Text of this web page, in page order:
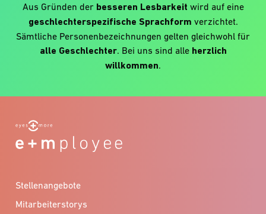
Aus Gründen der besseren Lesbarkeit wird auf eine
geschlechterspezifische Sprachform verzichtet.
Sämtliche Personenbezeichnungen gelten gleichwohl für
alle Geschlechter. Bei uns sind alle herzlich
willkommen.
Stellenangebote
Mitarbeiterstorys